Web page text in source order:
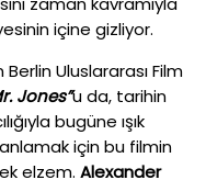
içine gizliyor.
Berlin Uluslararası Film
Jones”u da, tarihin
bugüne ışık
için bu filmin
elzem. Alexander